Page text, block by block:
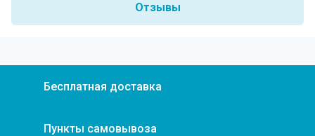
Отзывы
Бесплатная доставка
Пункты самовывоза